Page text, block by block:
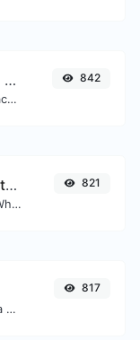
Verificador de cache do Google
Verifique se a URL está em cache pelo Google.
842
Gerador de link do WhatsApp
Gere links de mensagem do WhatsApp com facilidade.
821
Transform an image input to a Base64 string.
817